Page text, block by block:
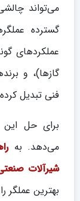
می‌تواند
گسترده
عملکردهای
گازها)، و
فنی تبدیل
برای حل این
می‌دهد. به
شیرآلات
بهترین عملگر